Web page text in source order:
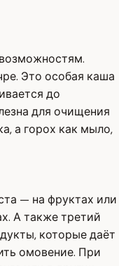
Это особая каша
до
для очищения
а горох как мыло,
— на фруктах или
А также третий
которые даёт
омовение. При